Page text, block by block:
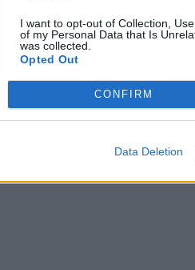
I want to opt-out of Collection,
of my Personal Data that Is
was collected.
Opted Out
CONFIRM
Data Deletion